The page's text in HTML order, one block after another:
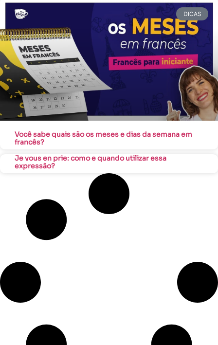
DICAS
Você sabe quais são os meses e dias da semana em
francês?
Je vous en prie: como e quando utilizar essa
expressão?